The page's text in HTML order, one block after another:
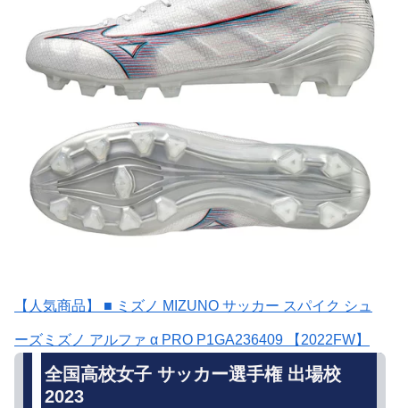
【人気商品】 ■ ミズノ MIZUNO サッカー スパイク シュ
ーズミズノ アルファ α PRO P1GA236409 【2022FW】
全国高校女子 サッカー選手権 出場校
2023